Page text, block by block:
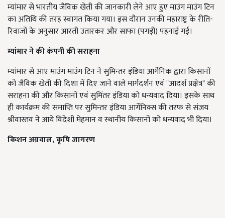
म्यांमार से भारतीय जैविक खेती की जानकारी लेने आए हुए माउंग माउंग टिन
का अतिथि की तरह स्वागत किया गया। इस दौरान उनकी महाराष्ट्र के रीति-
रिवाजों के अनुसार आरती उतारकर और साफा (पगड़ी) पहनाई गई।
म्यांमार ने की कंपनी की सराहना
म्यांमार से आए माउंग माउंग टिन ने सुमिन्तर इंडिया आर्गेनिक द्वारा किसानों
को जैविक खेती की दिशा में दिए जाने वाले मार्गदर्शन एवं "आदर्श प्रक्षेत्र" की
सराहना की और किसानों एवं सुमिंतर इंडिया को धन्यवाद दिया। इसके साथ
ही कार्यक्रम की समाप्ति पर सुमिन्तर इंडिया आर्गेनिक्स की तरफ से संजय
श्रीवास्तव ने आये विदेशी मेहमान व स्थानीय किसानों को धन्यवाद भी दिया।
किशन अग्रवाल, कृषि जागरण